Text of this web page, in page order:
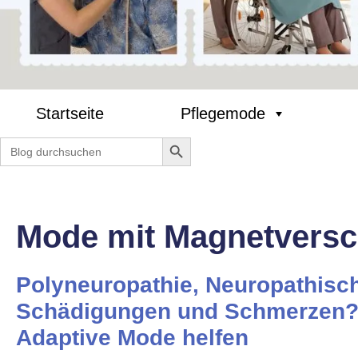
Startseite Pflegemode
Search
for:
Search Button
Mode mit
Polyneuropathie,
Schädigungen und
Adaptive Mode helfen